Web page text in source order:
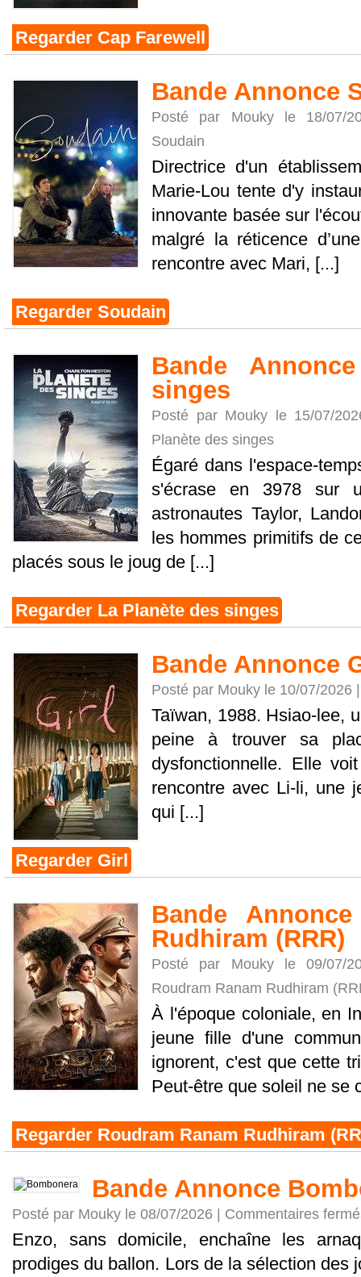
Regarder Cap Farewell
Bande Annonce
Posté par Mouky le 18/07/
Soudain
Directrice d'un
Marie-Lou tente d'y
innovante basée sur
malgré la réticence
rencontre avec Mari, [...]
Regarder Soudain
Bande
singes
Posté par Mouky le 15/07/
Planète des singes
Égaré dans l'espace-
s'écrase en 3978 sur
astronautes Taylor,
les hommes primitifs de
placés sous le joug de [...]
Regarder La Planète des singes
Bande Annonce
Posté par Mouky le 10/07/2026
Taïwan, 1988. Hsiao-lee,
peine à trouver sa
dysfonctionnelle. Elle
rencontre avec Li-li, une
qui [...]
Regarder Girl
Bande
Rudhiram (RRR)
Posté par Mouky le 09/07/
Roudram Ranam Rudhiram
À l'époque coloniale, en
jeune fille d'une
ignorent, c'est que cette
Peut-être que soleil ne se
Regarder Roudram Ranam Rudhiram
Bande Annonce
Posté par Mouky le 08/07/2026 | Commentaires
Enzo, sans domicile, enchaîne les
prodiges du ballon. Lors de la sélection des